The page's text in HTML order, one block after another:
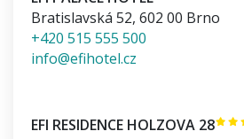
Bratislavská 52, 602 00 Brno
+420 515 555 500
info@efihotel.cz
EFI RESIDENCE HOLZOVA 28